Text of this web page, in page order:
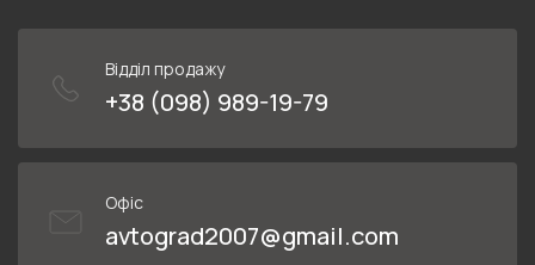
Відділ продажу
+38 (098) 989-19-79
Офіс
avtograd2007@gmail.com